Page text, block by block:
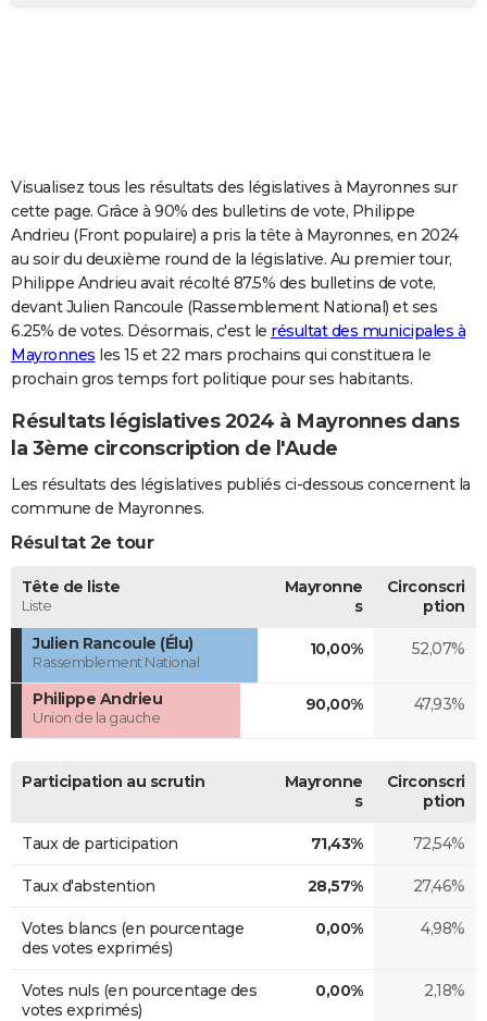
Carte de Noël
Carte Bonne année
Carte Saint-Valentin
Carte Pâques
Carte d'anniversaire
DICTIONNAIRE
Dictionnaire
Biographies
Citations
Expressions
Proverbes
PROGRAMME TV
COPAINS D'AVANT
S'inscrire
Se connecter
Lycées
Collèges
Primaires
Universités
Entreprises
Service militaire
Avis de recherche
AVIS DE DÉCÈS
FORUM
Bricolage
Lifestyle
Culture
Sport
Auto
Television
Voyage
Cinema
Visualisez tous les résultats des législatives à Mayronnes sur
cette page. Grâce à 90% des bulletins de vote, Philippe
Andrieu (Front populaire) a pris la tête à Mayronnes, en 2024
au soir du deuxième round de la législative. Au premier tour,
Philippe Andrieu avait récolté 87.5% des bulletins de vote,
devant Julien Rancoule (Rassemblement National) et ses
6.25% de votes. Désormais, c'est le résultat des municipales à
Mayronnes les 15 et 22 mars prochains qui constituera le
prochain gros temps fort politique pour ses habitants.
Résultats législatives 2024 à Mayronnes dans
la 3ème circonscription de l'Aude
Les résultats des législatives publiés ci-dessous concernent la
commune de Mayronnes.
Résultat 2e tour
Tête de liste
Liste
Mayronne
s
Circonscri
ption
Julien Rancoule (Élu)
Rassemblement National
10,00% 52,07%
Philippe Andrieu
Union de la gauche
90,00% 47,93%
Participation au scrutin
Mayronne
s
Circonscri
ption
Taux de participation 71,43% 72,54%
Taux d'abstention 28,57% 27,46%
Votes blancs (en pourcentage
des votes exprimés)
0,00% 4,98%
Votes nuls (en pourcentage des
votes exprimés)
0,00% 2,18%